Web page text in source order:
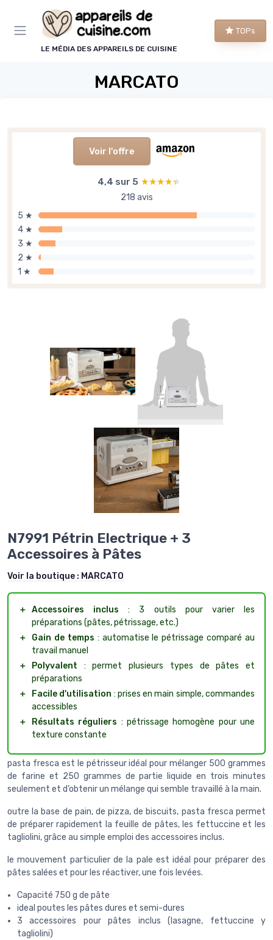
LE MÉDIA DES APPAREILS DE CUISINE
TOPs
MARCATO
Voir l'offre
4,4 sur 5 ★★★★★
★★★★★
218 avis
5 ★
4 ★
3 ★
2 ★
1 ★
N7991 Pétrin Electrique + 3
Accessoires à Pâtes
Voir la boutique : MARCATO
＋ Accessoires inclus : 3 outils pour varier les
préparations (pâtes, pétrissage, etc.)
＋
Gain de temps : automatise le pétrissage comparé au
travail manuel
＋
Polyvalent : permet plusieurs types de pâtes et
préparations
＋
Facile d'utilisation : prises en main simple, commandes
accessibles
＋
Résultats réguliers : pétrissage homogène pour une
texture constante
pasta fresca est le pétrisseur idéal pour mélanger 500 grammes
de farine et 250 grammes de partie liquide en trois minutes
seulement et d’obtenir un mélange qui semble travaillé à la main.
outre la base de pain, de pizza, de biscuits, pasta fresca permet
de préparer rapidement la feuille de pâtes, les fettuccine et les
tagliolini, grâce au simple emploi des accessoires inclus.
le mouvement particulier de la pale est idéal pour préparer des
pâtes salées et pour les réactiver, une fois levées.
Capacité 750 g de pâte
ideal poutes les pâtes dures et semi-dures
3 accessoires pour pâtes inclus (lasagne, fettuccine y
tagliolini)
Panneau de gestion des cookies